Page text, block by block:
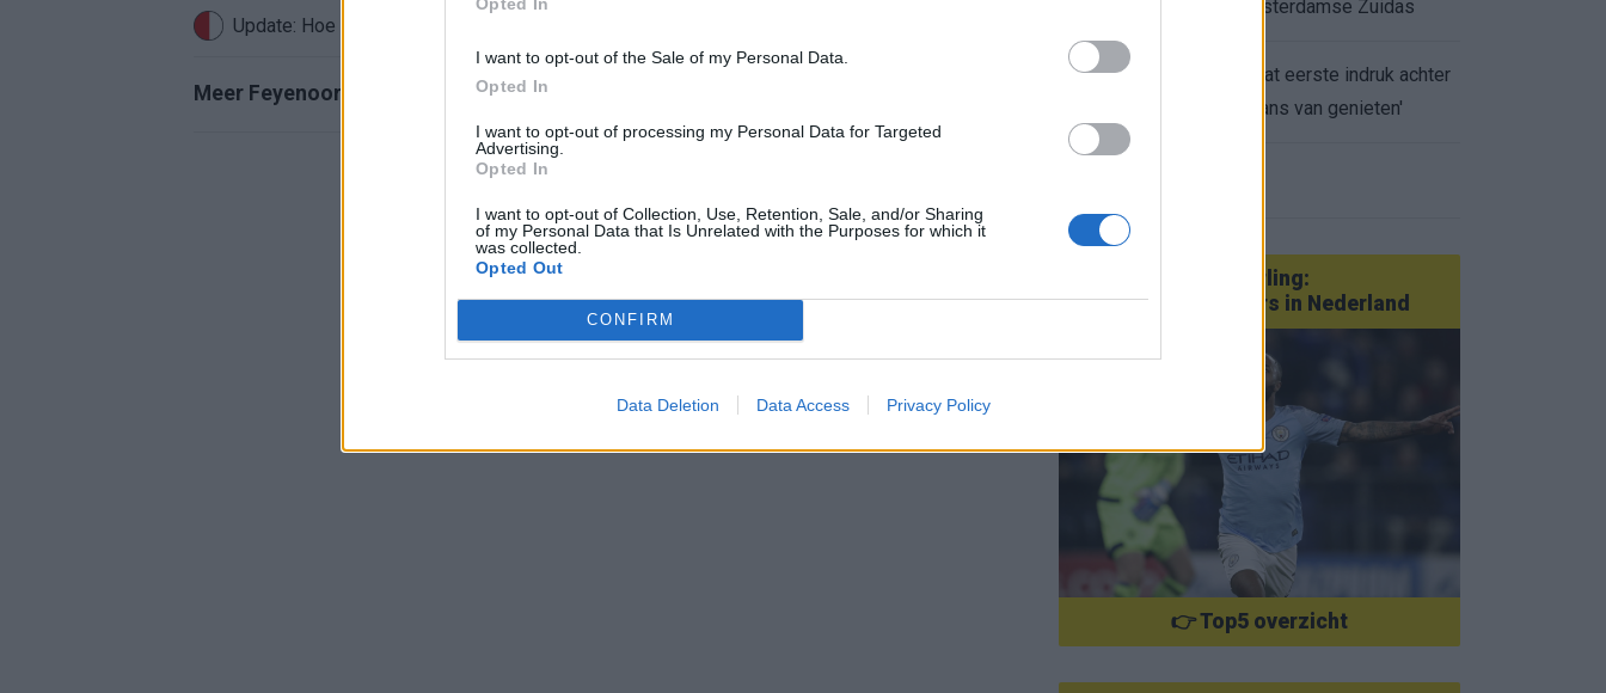
I want to opt-out of the Sale of my Personal Data.
Opted In
I want to opt-out of processing my Personal Data for Targeted
Advertising.
Opted In
I want to opt-out of Collection, Use, Retention, Sale, and/or Sharing
of my Personal Data that Is Unrelated with the Purposes for which it
was collected.
Opted Out
CONFIRM
Data Deletion Data Access Privacy Policy
Update: Hoe gaat het nu met Royston Drenthe
Meer Feyenoord-nieuws
appartement op Amsterdamse Zuidas
Marcos Leonardo laat eerste indruk achter
bij Ajax: 'Hier gaan fans van genieten'
Van Götze tot Sterling:
statementtransfers in Nederland
👉 Top5 overzicht